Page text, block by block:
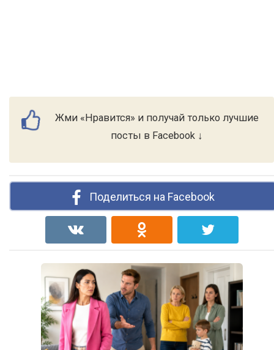
Жми «Нравится» и получай только лучшие
посты в Facebook ↓
Поделиться на Facebook